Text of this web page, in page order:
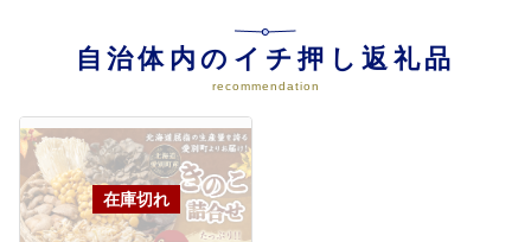
４．人と文化が輝くまちづくり事
業（教育・文化分野）
自治体内のイチ押し返礼品
recommendation